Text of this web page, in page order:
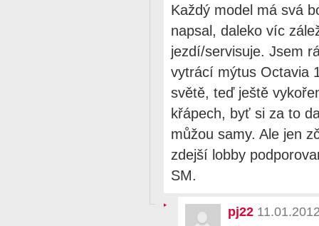
Každý model má svá
napsal, daleko víc
jezdí/servisuje. Jsem
vytrácí mýtus Octavia
světě, teď ještě
křápech, byť si za to
můžou samy. Ale jen
zdejší lobby
SM.
pj22